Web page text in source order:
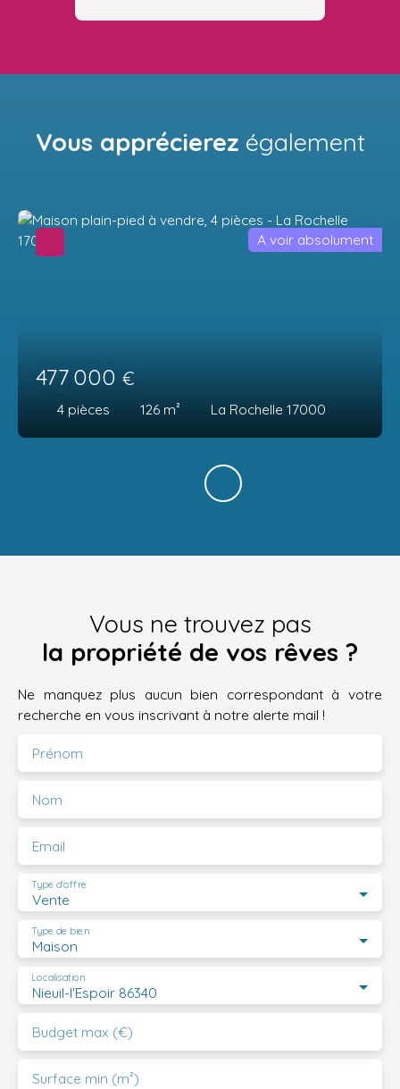
Vous apprécierez également
477 000 €
4 pièces 126 m² La Rochelle 17000
A voir absolument
Vous ne trouvez pas
la propriété de vos rêves ?
Ne manquez plus aucun bien correspondant à votre
recherche en vous inscrivant à notre alerte mail !
Prénom
Nom
Email
Vente
Type d'offre
Maison
Type de bien
Nieuil-l'Espoir 86340
Localisation
Budget max (€)
Surface min (m²)